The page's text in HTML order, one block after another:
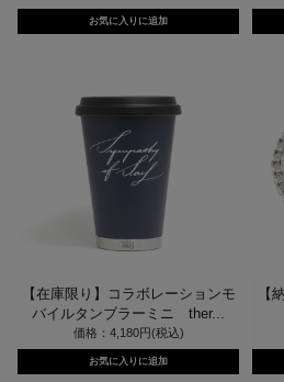
【在庫限り】コラボレーションモ
バイルタンブラーミニ ther...
価格：4,180円(税込)
【